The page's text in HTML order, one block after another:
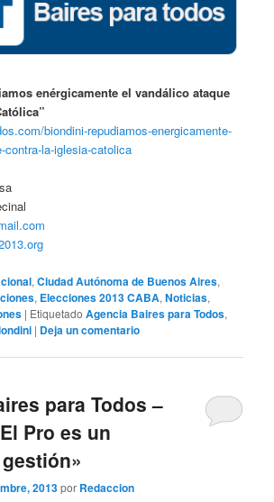
enérgicamente el vandálico ataque
biondini-repudiamos-energicamente-
contra-la-iglesia-catolica
,Ciudad Autónoma de Buenos Aires,
, Elecciones 2013 CABA,Noticias,
| Etiquetado Agencia Baires para Todos,
| Deja un comentario
para Todos –
Pro es un
2013por Redaccion